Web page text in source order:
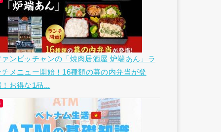
ァンビッチャンの「焼肉居酒屋 炉端あん」ラ
チメニュー開始！16種類の幕の内弁当が登
！お得な1品...